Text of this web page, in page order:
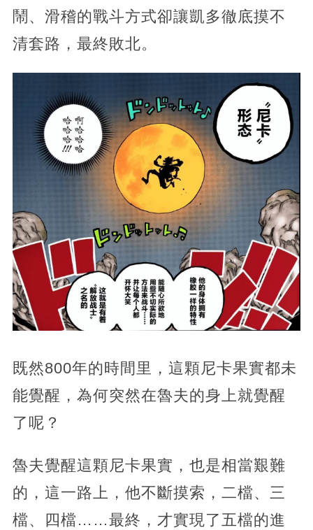
鬧、滑稽的戰斗方式卻讓凱多徹底摸不
清套路，最終敗北。
既然800年的時間里，這顆尼卡果實都未
能覺醒，為何突然在魯夫的身上就覺醒
了呢？
魯夫覺醒這顆尼卡果實，也是相當艱難
的，這一路上，他不斷摸索，二檔、三
檔、四檔……最終，才實現了五檔的進